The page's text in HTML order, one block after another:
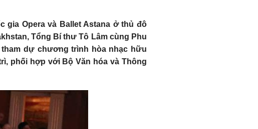
gia Opera và Ballet Astana ở thủ đô
Tổng Bí thư Tô Lâm cùng Phu
tham dự chương trình hòa nhạc hữu
phối hợp với Bộ Văn hóa và Thông